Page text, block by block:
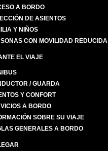
A BORDO
DE ASIENTOS
Y NIÑOS
CON MOVILIDAD REDUCIDA
EL VIAJE
/ GUARDA
Y CONFORT
A BORDO
SOBRE SU VIAJE
GENERALES A BORDO